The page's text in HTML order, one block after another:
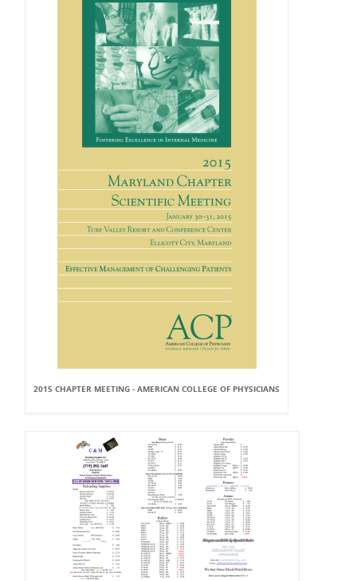
2015 CHAPTER MEETING - AMERICAN COLLEGE OF PHYSICIANS